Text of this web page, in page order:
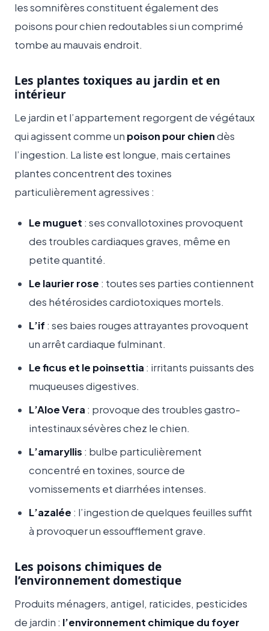
les somnifères constituent également des
poisons pour chien redoutables si un comprimé
tombe au mauvais endroit.
Les plantes toxiques au jardin et en
intérieur
Le jardin et l’appartement regorgent de végétaux
qui agissent comme un poison pour chiendès
l’ingestion. La liste est longue, mais certaines
plantes concentrent des toxines
particulièrement agressives :
Le muguet : ses convallotoxines provoquent
des troubles cardiaques graves, même en
petite quantité.
Le laurier rose : toutes ses parties contiennent
des hétérosides cardiotoxiques mortels.
L’if : ses baies rouges attrayantes provoquent
un arrêt cardiaque fulminant.
Le ficus et le poinsettia : irritants puissants des
muqueuses digestives.
L’Aloe Vera : provoque des troubles gastro-
intestinaux sévères chez le chien.
L’amaryllis : bulbe particulièrement
concentré en toxines, source de
vomissements et diarrhées intenses.
L’azalée : l’ingestion de quelques feuilles suffit
à provoquer un essoufflement grave.
Les poisons chimiques de
l’environnement domestique
Produits ménagers, antigel, raticides, pesticides
de jardin : l’environnement chimique du foyer